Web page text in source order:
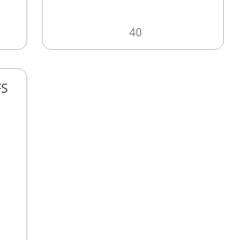
40